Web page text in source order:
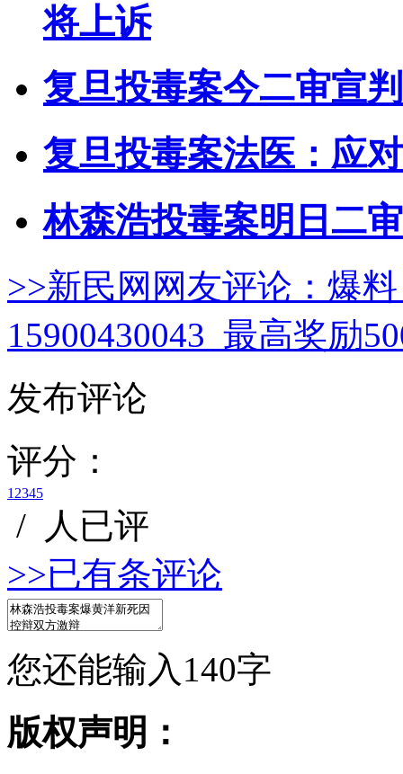
将上诉
复旦投毒案今二审宣
复旦投毒案法医：应
林森浩投毒案明日二
>>新民网网友评论： 爆
15900430043 最高奖励
发布评论
评分：
1 2345
/
人已评
>>已有条评论
您还能输入 140字
版权声明：